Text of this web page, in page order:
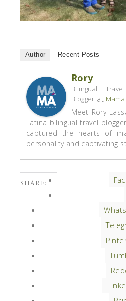
Author Recent Posts
Rory
Bilingual
Blogger at
Meet Rory
Latina bilingual travel
captured the hearts of
personality and captivating
SHARE: